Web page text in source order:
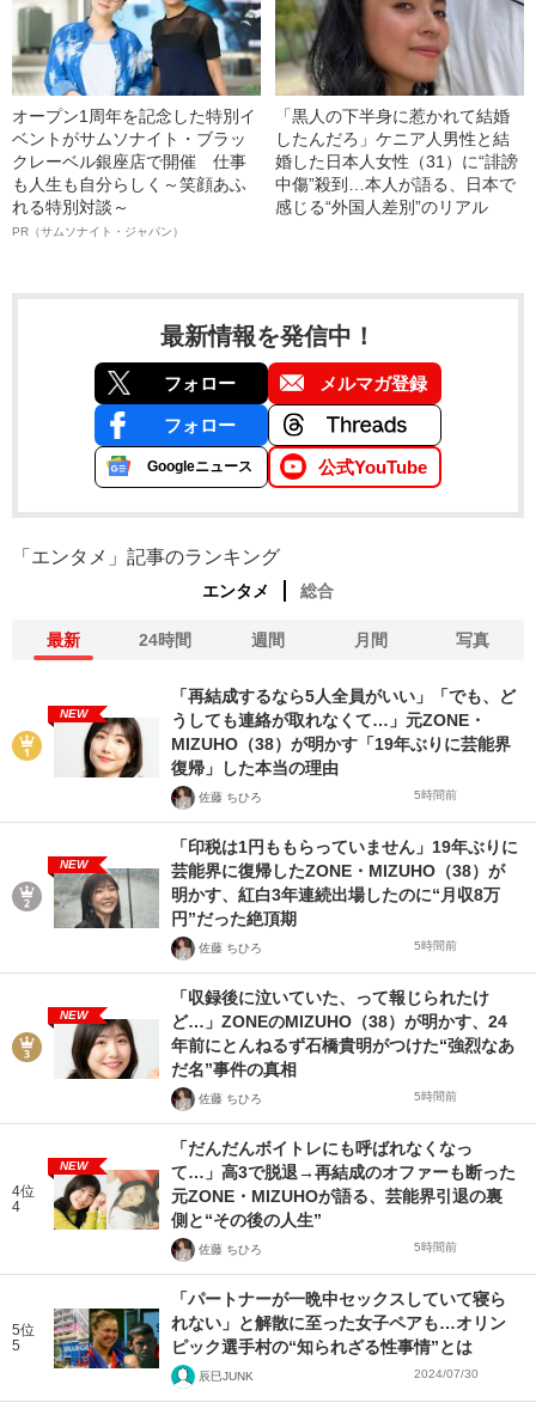
オープン1周年を記念した特別イ
ベントがサムソナイト・ブラッ
クレーベル銀座店で開催 仕事
も人生も自分らしく～笑顔あふ
れる特別対談～
PR（サムソナイト・ジャパン）
「黒人の下半身に惹かれて結婚
したんだろ」ケニア人男性と結
婚した日本人女性（31）に“誹謗
中傷”殺到…本人が語る、日本で
感じる“外国人差別”のリアル
最新情報を発信中！
フォロー メルマガ登録
フォロー
Googleニュース 公式YouTube
「エンタメ」記事のランキング
エンタメ 総合
最新 24時間 週間 月間 写真
NEW
「再結成するなら5人全員がいい」「でも、ど
うしても連絡が取れなくて…」元ZONE・
MIZUHO（38）が明かす「19年ぶりに芸能界
復帰」した本当の理由
佐藤 ちひろ 5時間前
NEW
「印税は1円ももらっていません」19年ぶりに
芸能界に復帰したZONE・MIZUHO（38）が
明かす、紅白3年連続出場したのに“月収8万
円”だった絶頂期
佐藤 ちひろ 5時間前
NEW
「収録後に泣いていた、って報じられたけ
ど…」ZONEのMIZUHO（38）が明かす、24
年前にとんねるず石橋貴明がつけた“強烈なあ
だ名”事件の真相
佐藤 ちひろ 5時間前
4位
4
NEW
「だんだんボイトレにも呼ばれなくなっ
て…」高3で脱退→再結成のオファーも断った
元ZONE・MIZUHOが語る、芸能界引退の裏
側と“その後の人生”
佐藤 ちひろ 5時間前
5位
5
「パートナーが一晩中セックスしていて寝ら
れない」と解散に至った女子ペアも…オリン
ピック選手村の“知られざる性事情”とは
辰巳JUNK 2024/07/30